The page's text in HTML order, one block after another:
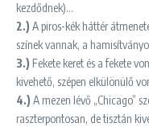
kezdődnek)…
2.) A piros-kék háttér
színek vannak, a
3.) Fekete keret és a fekete
kivehető, szépen elkülönülő
4.) A mezen lévő „Chicago”
raszterpontosan, de tisztán